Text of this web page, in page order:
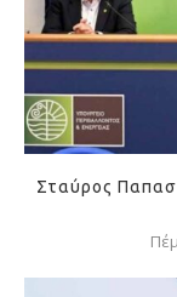
Σταύρος